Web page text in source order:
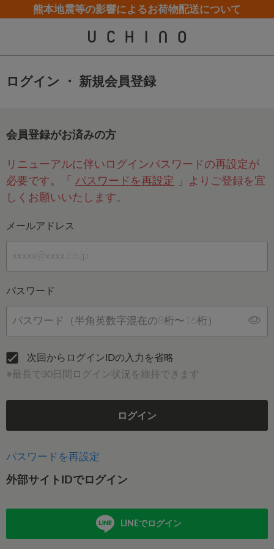
【クリアランスセール】人気パジャマが追加！
カスタマーサポート夏季休業(お電話)のお知らせ
熊本地震等の影響によるお荷物配送について
【クリアランスセール】人気パジャマが追加！
カスタマーサポート夏季休業(お電話)のお知らせ
ログイン ・ 新規会員登録
会員登録がお済みの方
リニューアルに伴いログインパスワードの再設定が
必要です。「 パスワードを再設定
」よりご登録を宜
しくお願いいたします。
メールアドレス
パスワード
次回からログインIDの入力を省略
※最長で30日間ログイン状況を維持できます
ログイン
パスワードを再設定
外部サイトIDでログイン
LINEでログイン